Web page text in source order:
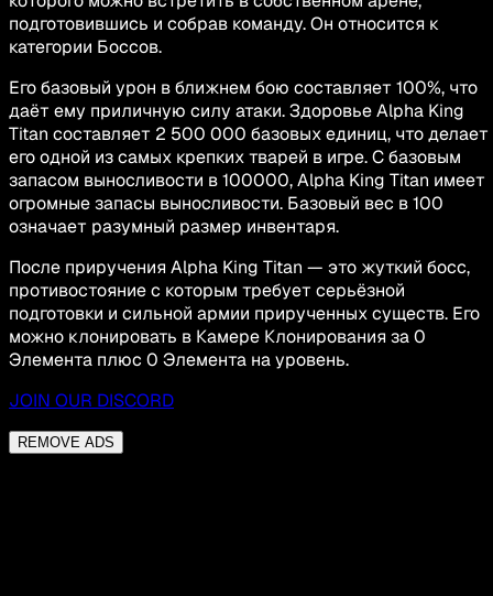
подготовившись и собрав команду. Он относится к
категории Боссов.
Его базовый урон в ближнем бою составляет 100%, что
даёт ему приличную силу атаки. Здоровье Alpha King
Titan составляет 2 500 000 базовых единиц, что делает
его одной из самых крепких тварей в игре. С базовым
запасом выносливости в 100000, Alpha King Titan имеет
огромные запасы выносливости. Базовый вес в 100
означает разумный размер инвентаря.
После приручения Alpha King Titan — это жуткий босс,
противостояние с которым требует серьёзной
подготовки и сильной армии прирученных существ. Его
можно клонировать в Камере Клонирования за 0
Элемента плюс 0 Элемента на уровень.
JOIN OUR DISCORD
REMOVE ADS